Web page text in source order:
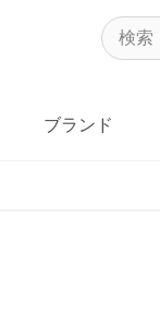
ブランド